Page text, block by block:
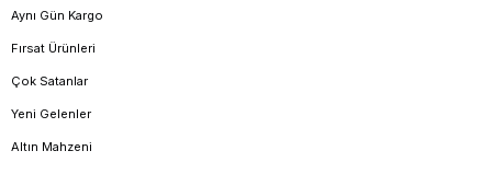
Aynı Gün Kargo
Fırsat Ürünleri
Çok Satanlar
Yeni Gelenler
Altın Mahzeni